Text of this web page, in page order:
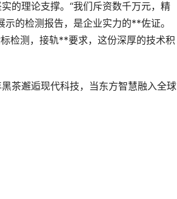
的理论支撑。“我们斥资数千万元，精
的检测报告，是企业实力的**佐证。
检测，接轨**要求，这份深厚的技术积
邂逅现代科技，当东方智慧融入全球